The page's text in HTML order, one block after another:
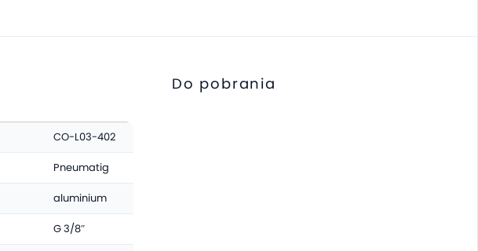
CO-L03-402
Pneumatig
aluminium
G 3/8″
Do pobrania